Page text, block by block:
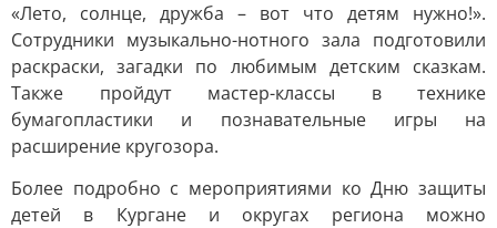
«Лето, солнце, дружба – вот что детям нужно!».
Сотрудники музыкально-нотного зала подготовили
раскраски, загадки по любимым детским сказкам.
Также пройдут мастер-классы в технике
бумагопластики и познавательные игры на
расширение кругозора.
Более подробно с мероприятиями ко Дню защиты
детей в Кургане и округах региона можно